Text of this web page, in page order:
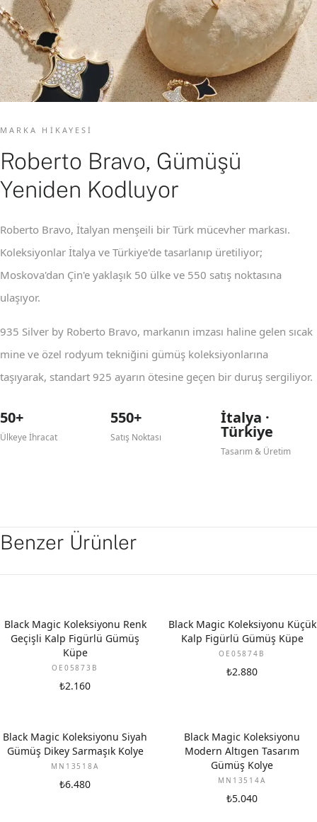
MARKA HIKAYESI
Roberto Bravo, Gümüşü
Yeniden Kodluyor
Roberto Bravo, İtalyan menşeili bir Türk mücevher markası.
Koleksiyonlar İtalya ve Türkiye'de tasarlanıp üretiliyor;
Moskova'dan Çin'e yaklaşık 50 ülke ve 550 satış noktasına
ulaşıyor.
935 Silver by Roberto Bravo, markanın imzası haline gelen sıcak
mine ve özel rodyum tekniğini gümüş koleksiyonlarına
taşıyarak, standart 925 ayarın ötesine geçen bir duruş sergiliyor.
50+
Ülkeye İhracat
550+
Satış Noktası
İtalya ·
Türkiye
Tasarım & Üretim
Benzer Ürünler
Black Magic Koleksiyonu Renk
Geçişli Kalp Figürlü Gümüş
Küpe
OE05873B
₺2.160
Black Magic Koleksiyonu Küçük
Kalp Figürlü Gümüş Küpe
OE05874B
₺2.880
Black Magic Koleksiyonu Siyah
Gümüş Dikey Sarmaşık Kolye
MN13518A
₺6.480
Black Magic Koleksiyonu
Modern Altıgen Tasarım
Gümüş Kolye
MN13514A
₺5.040